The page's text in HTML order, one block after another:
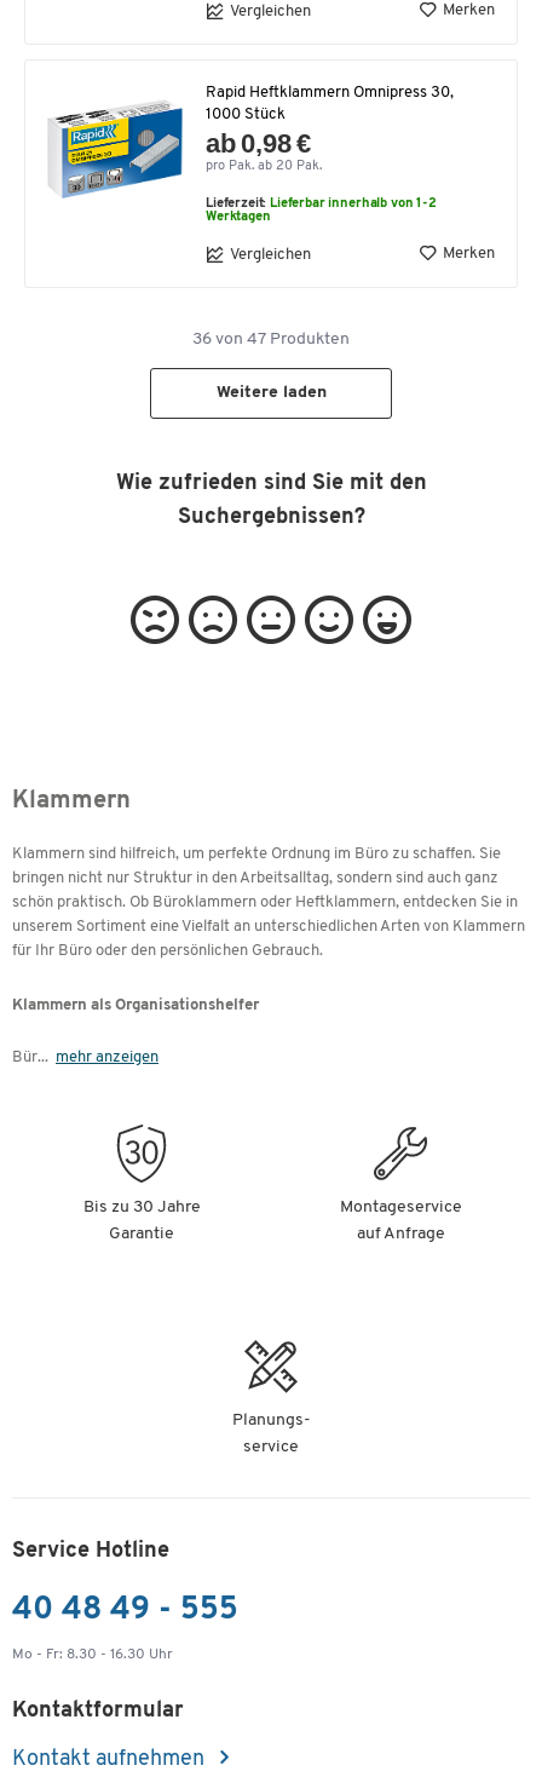
Vergleichen Merken
Rapid Heftklammern Omnipress 30,
1000 Stück
ab 0,98 €
pro Pak. ab 20 Pak.
Lieferzeit:Lieferbar innerhalb von 1-2
Werktagen
Vergleichen Merken
36 von 47 Produkten
Weitere laden
Wie zufrieden sind Sie mit den
Suchergebnissen?
Klammern
Klammern sind hilfreich, um perfekte Ordnung im Büro zu schaffen. Sie
bringen nicht nur Struktur in den Arbeitsalltag, sondern sind auch ganz
schön praktisch. Ob Büroklammern oder Heftklammern, entdecken Sie in
unserem Sortiment eine Vielfalt an unterschiedlichen Arten von Klammern
für Ihr Büro oder den persönlichen Gebrauch.
Klammern als Organisationshelfer
Bür... mehr anzeigen
Bis zu 30 Jahre
Garantie
Montageservice
auf Anfrage
Planungs-
service
Service Hotline
40 48 49 - 555
Mo - Fr: 8.30 - 16.30 Uhr
Kontaktformular
Kontakt aufnehmen